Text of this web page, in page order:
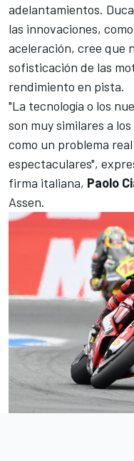
adelantamientos.
las innovaciones,
aceleración, cree que
sofisticación de las
rendimiento en pista.
"La tecnología o los
son muy similares a
como un problema
espectaculares",
firma italiana, Paolo
Assen.